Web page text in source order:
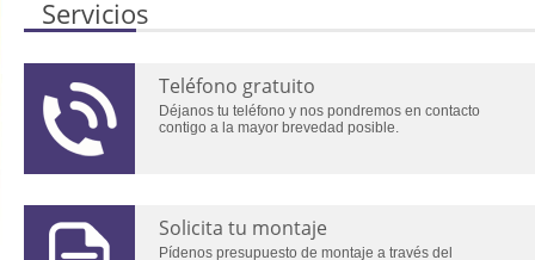
Servicios
Teléfono gratuito
Déjanos tu teléfono y nos pondremos en contacto
contigo a la mayor brevedad posible.
Solicita tu montaje
Pídenos presupuesto de montaje a través del